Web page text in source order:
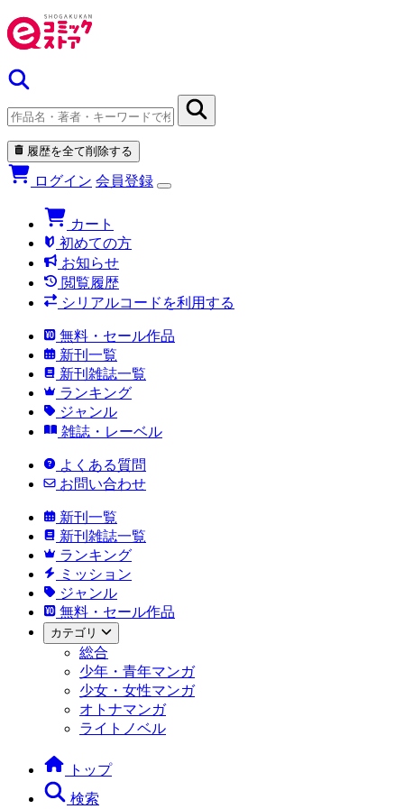
履歴を全て削除する
ログイン 会員登録
カート
初めての方
お知らせ
閲覧履歴
シリアルコードを利用する
無料・セール作品
新刊一覧
新刊雑誌一覧
ランキング
ジャンル
雑誌・レーベル
よくある質問
お問い合わせ
新刊一覧
新刊雑誌一覧
ランキング
ミッション
ジャンル
無料・セール作品
カテゴリ
総合
少年・青年マンガ
少女・女性マンガ
オトナマンガ
ライトノベル
トップ
検索